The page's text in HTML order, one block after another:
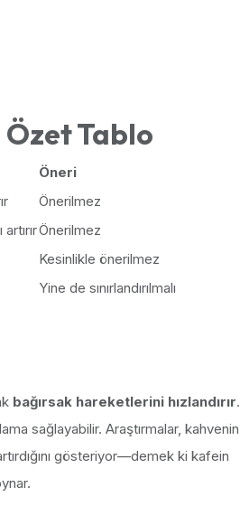
Özet Tablo
Öneri
Önerilmez
Önerilmez
Kesinlikle önerilmez
Yine de sınırlandırılmalı
bağırsak hareketlerini hızlandırır.
sağlayabilir. Araştırmalar, kahvenin
gösteriyor—demek ki kafein